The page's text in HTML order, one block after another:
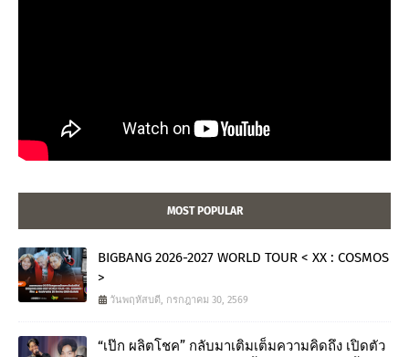
MOST POPULAR
BIGBANG 2026-2027 WORLD TOUR < XX : COSMOS
>
วันพฤหัสบดี, กรกฎาคม 30, 2569
“เป๊ก ผลิตโชค” กลับมาเติมเต็มความคิดถึง เปิดตัว